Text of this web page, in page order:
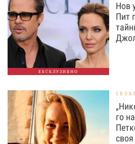
ЕКСКЛУЗИВНО
Нов
Пит
го